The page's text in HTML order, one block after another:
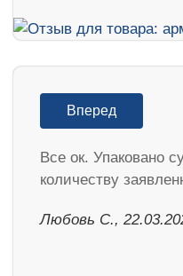
Вперед
Все ок. Упаковано
количеству
Любовь С.,